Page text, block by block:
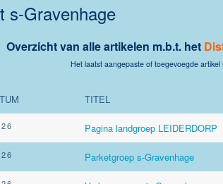
s-Gravenhage
Overzicht van alle artikelen m.b.t. het
Het laatst aangepaste of toegevoegde artikel
TITEL
Pagina landgroep LEIDERDORP
Parketgroep s-Gravenhage